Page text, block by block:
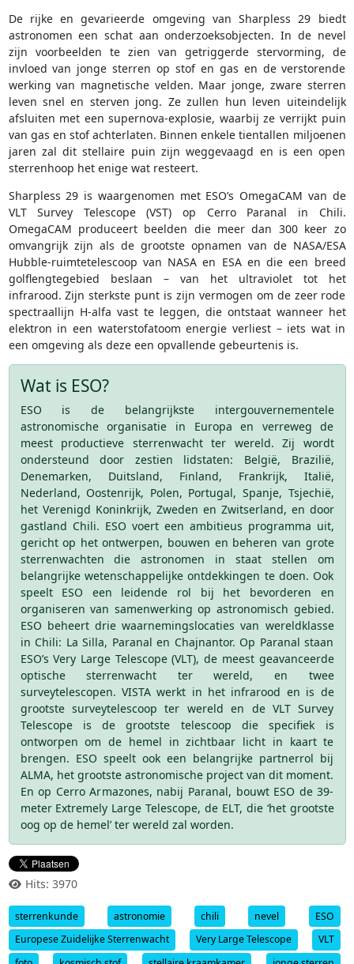
De rijke en gevarieerde omgeving van Sharpless 29 biedt
astronomen een schat aan onderzoeksobjecten. In de nevel
zijn voorbeelden te zien van getriggerde stervorming, de
invloed van jonge sterren op stof en gas en de verstorende
werking van magnetische velden. Maar jonge, zware sterren
leven snel en sterven jong. Ze zullen hun leven uiteindelijk
afsluiten met een supernova-explosie, waarbij ze verrijkt puin
van gas en stof achterlaten. Binnen enkele tientallen miljoenen
jaren zal dit stellaire puin zijn weggevaagd en is een open
sterrenhoop het enige wat resteert.
Sharpless 29 is waargenomen met ESO’s OmegaCAM van de
VLT Survey Telescope (VST) op Cerro Paranal in Chili.
OmegaCAM produceert beelden die meer dan 300 keer zo
omvangrijk zijn als de grootste opnamen van de NASA/ESA
Hubble-ruimtetelescoop van NASA en ESA en die een breed
golflengtegebied beslaan – van het ultraviolet tot het
infrarood. Zijn sterkste punt is zijn vermogen om de zeer rode
spectraallijn H-alfa vast te leggen, die ontstaat wanneer het
elektron in een waterstofatoom energie verliest – iets wat in
een omgeving als deze een opvallende gebeurtenis is.
Wat is ESO?
ESO is de belangrijkste intergouvernementele
astronomische organisatie in Europa en verreweg de
meest productieve sterrenwacht ter wereld. Zij wordt
ondersteund door zestien lidstaten: België, Brazilië,
Denemarken, Duitsland, Finland, Frankrijk, Italië,
Nederland, Oostenrijk, Polen, Portugal, Spanje, Tsjechië,
het Verenigd Koninkrijk, Zweden en Zwitserland, en door
gastland Chili. ESO voert een ambitieus programma uit,
gericht op het ontwerpen, bouwen en beheren van grote
sterrenwachten die astronomen in staat stellen om
belangrijke wetenschappelijke ontdekkingen te doen. Ook
speelt ESO een leidende rol bij het bevorderen en
organiseren van samenwerking op astronomisch gebied.
ESO beheert drie waarnemingslocaties van wereldklasse
in Chili: La Silla, Paranal en Chajnantor. Op Paranal staan
ESO’s Very Large Telescope (VLT), de meest geavanceerde
optische sterrenwacht ter wereld, en twee
surveytelescopen. VISTA werkt in het infrarood en is de
grootste surveytelescoop ter wereld en de VLT Survey
Telescope is de grootste telescoop die specifiek is
ontworpen om de hemel in zichtbaar licht in kaart te
brengen. ESO speelt ook een belangrijke partnerrol bij
ALMA, het grootste astronomische project van dit moment.
En op Cerro Armazones, nabij Paranal, bouwt ESO de 39-
meter Extremely Large Telescope, de ELT, die ‘het grootste
oog op de hemel’ ter wereld zal worden.
Hits: 3970
sterrenkunde astronomie chili nevel
ESO
Europese Zuidelijke Sterrenwacht
Very Large Telescope
VLT